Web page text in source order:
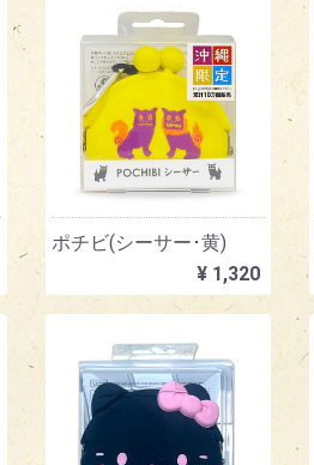
ポチビ(シーサー･黄)
¥ 1,320